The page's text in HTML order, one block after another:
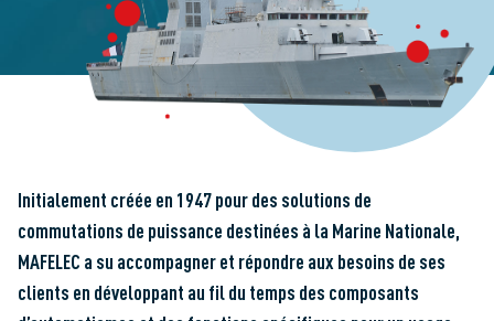
Initialement créée en 1947 pour des solutions de
commutations de puissance destinées à la Marine Nationale,
MAFELEC a su accompagner et répondre aux besoins de ses
clients en développant au fil du temps des composants